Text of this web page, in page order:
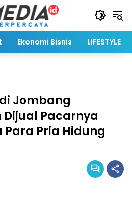
Ekonomi Bisnis LIFESTYLE
di Jombang
Pacarnya
Para Pria Hidung